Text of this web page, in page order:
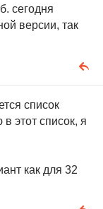
сегодня
версии, так
список
этот список, я
как для 32